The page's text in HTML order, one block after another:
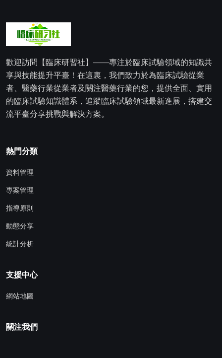
歡迎訪問【臨床研習社】——專注於臨床試驗領域的知識共
享與技能提升平臺！在這裏，我們致力於為臨床試驗從業
者、醫藥行業從業者及關注醫藥行業的您，提供全面、實用
的臨床試驗知識體系，追蹤臨床試驗領域最新進展，搭建交
流平臺分享挑戰與解決方案。
熱門分類
資料管理
專案管理
指導原則
動態分享
統計分析
支援中心
網站地圖
關注我們